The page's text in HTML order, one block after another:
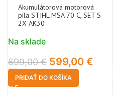
Akumulátorová motorová
píla STIHL MSA 70 C, SET S
2X AK30
Na sklade
699,00€ 599,00 €
PRIDAŤ DO KOŠÍKA